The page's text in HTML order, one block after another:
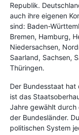
Republik.
auch ihre eigenen
sind: Baden-
Bremen, Hamburg,
Niedersachsen,
Saarland, Sachsen,
Thüringen.
Der Bundesstaat
ist das
Jahre gewählt durch
der Bundesländer.
politischen System